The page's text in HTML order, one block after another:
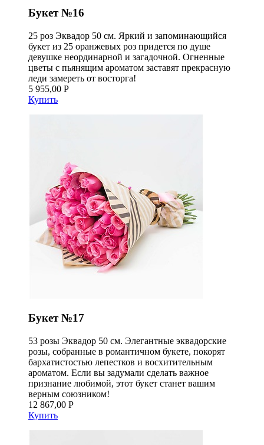
Букет №16
25 роз Эквадор 50 см. Яркий и запоминающийся
букет из 25 оранжевых роз придется по душе
девушке неординарной и загадочной. Огненные
цветы с пьянящим ароматом заставят прекрасную
леди замереть от восторга!
5 955,00 Р
Купить
Букет №17
53 розы Эквадор 50 см. Элегантные эквадорские
розы, собранные в романтичном букете, покорят
бархатистостью лепестков и восхитительным
ароматом. Если вы задумали сделать важное
признание любимой, этот букет станет вашим
верным союзником!
12 867,00 Р
Купить